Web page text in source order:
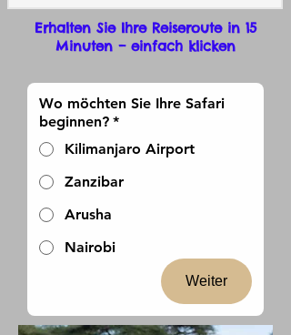
Erhalten Sie Ihre Reiseroute in 15
Minuten – einfach klicken
Wo möchten Sie Ihre Safari
beginnen? *
Kilimanjaro Airport
Zanzibar
Arusha
Nairobi
Weiter